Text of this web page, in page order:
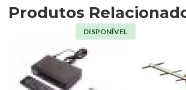
Produtos
DISPONÍVEL